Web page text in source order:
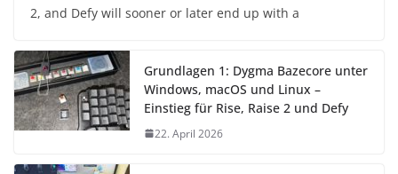
2, and Defy will sooner or later end up with a
Grundlagen 1: Dygma Bazecore unter
Windows, macOS und Linux –
Einstieg für Rise, Raise 2 und Defy
22. April 2026